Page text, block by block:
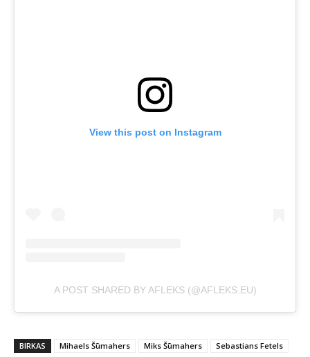
View this post on Instagram
A POST SHARED BY AFLEKS (@AFLEKS.EU)
BIRKAS Mihaels Šūmahers Miks Šūmahers Sebastians Fetels